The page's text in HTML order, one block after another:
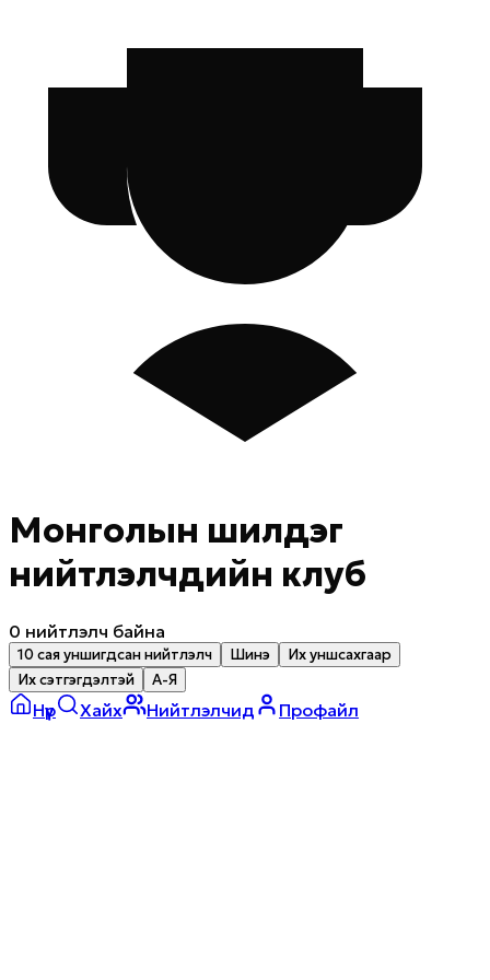
Монголын шилдэг
нийтлэлчдийн клуб
0 нийтлэлч байна
10 сая уншигдсан нийтлэлч Шинэ
Их уншсахгаар
Их сэтгэгдэлтэй
А-Я
Нүүр Хайх Нийтлэлчид Профайл